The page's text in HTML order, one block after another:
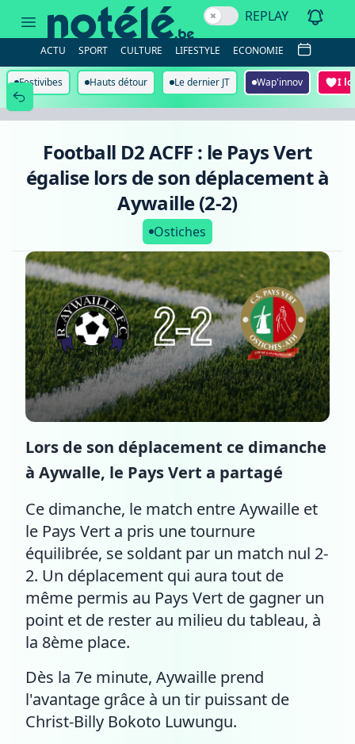
ACFF
Pays
Vert
égalise
lors
de
déplacement
Aywaille
REPLAY
ACTU SPORT CULTURE LIFESTYLE ECONOMIE
Festivibes Hauts détour Le dernier JT Wap'innov I
Football D2 ACFF : le Pays Vert
égalise lors de son déplacement à
Aywaille (2-2)
Ostiches
Lors de son déplacement ce dimanche
à Aywalle, le Pays Vert a partagé
Ce dimanche, le match entre Aywaille et
le Pays Vert a pris une tournure
équilibrée, se soldant par un match nul 2-
2. Un déplacement qui aura tout de
même permis au Pays Vert de gagner un
point et de rester au milieu du tableau, à
la 8ème place.
Dès la 7e minute, Aywaille prend
l'avantage grâce à un tir puissant de
Christ-Billy Bokoto Luwungu.